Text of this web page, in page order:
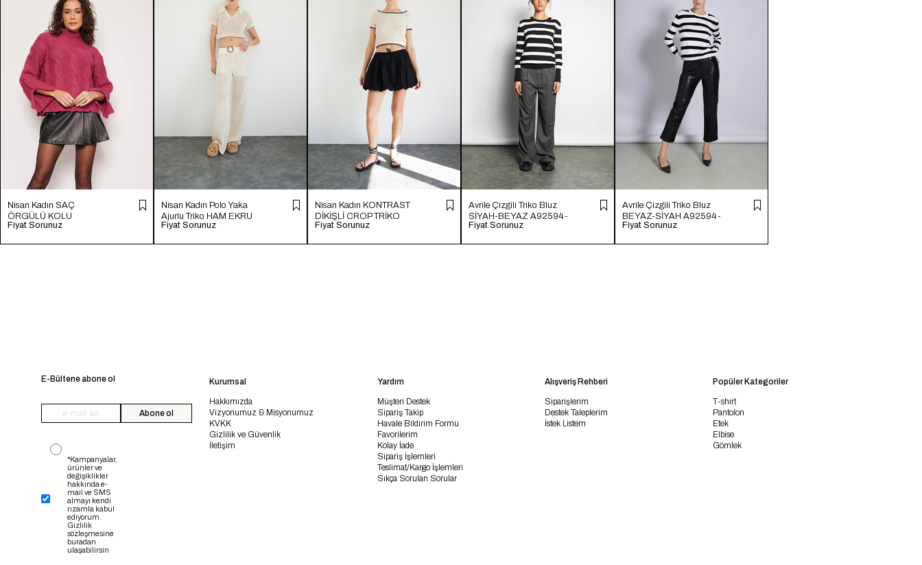
Nisan Kadın SAÇ
ÖRGÜLÜ KOLU
YIRTMAÇLI TRİKO
Fiyat Sorunuz
Nisan Kadın Polo Yaka
Ajurlu Triko HAM EKRU
TT4246-Z
Fiyat Sorunuz
Nisan Kadın KONTRAST
DİKİŞLİ CROP TRİKO
HAM EKRU TT4231-Z
Fiyat Sorunuz
Avrile Çizgili Triko Bluz
SİYAH-BEYAZ A92594-
S
Fiyat Sorunuz
Avrile Çizgili Triko Bluz
BEYAZ-SİYAH A92594-
S
Fiyat Sorunuz
E-Bültene abone ol
Abone ol
*Kampanyalar,
ürünler ve
değişiklikler
hakkında e-
mail ve SMS
almayı kendi
rızamla kabul
ediyorum.
Gizlilik
sözleşmesine
buradan
ulaşabilirsin
Kurumsal
Hakkımızda
Vizyonumuz & Misyonumuz
KVKK
Gizlilik ve Güvenlik
İletişim
Yardım
Müşteri Destek
Sipariş Takip
Havale Bildirim Formu
Favorilerim
Kolay İade
Sipariş İşlemleri
Teslimat/Kargo İşlemleri
Sıkça Sorulan Sorular
Alışveriş Rehberi
Siparişlerim
Destek Taleplerim
İstek Listem
Popüler Kategoriler
T-shirt
Pantolon
Etek
Elbise
Gömlek